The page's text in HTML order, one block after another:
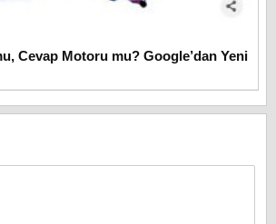
Cevap Motoru mu? Google’dan Yeni